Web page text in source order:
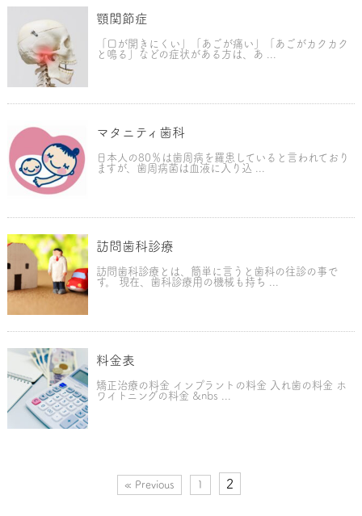
顎関節症
「口が開きにくい」「あごが痛い」「あごがカクカク
と鳴る」などの症状がある方は、あ ...
マタニティ歯科
日本人の80％は歯周病を羅患していると言われており
ますが、歯周病菌は血液に入り込 ...
訪問歯科診療
訪問歯科診療とは、簡単に言うと歯科の往診の事で
す。 現在、歯科診療用の機械も持ち ...
料金表
矯正治療の料金 インプラントの料金 入れ歯の料金 ホ
ワイトニングの料金 &nbs ...
« Previous 1 2